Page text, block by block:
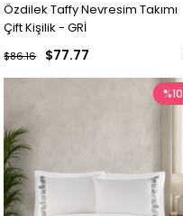
Özdilek Taffy Nevresim Takımı
Çift Kişilik - GRİ
$77.77
$86.16
%10